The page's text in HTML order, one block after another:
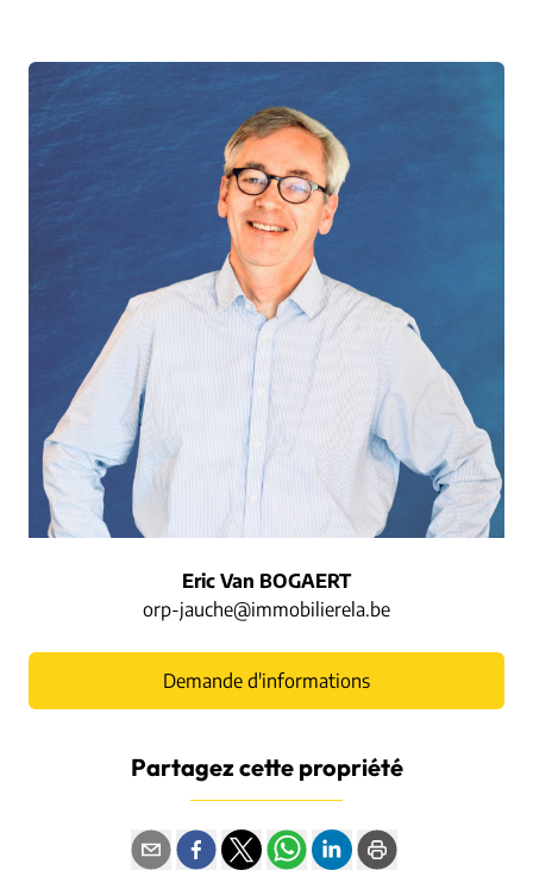
Eric Van BOGAERT
orp-jauche@immobilierela.be
Demande d'informations
Partagez cette propriété